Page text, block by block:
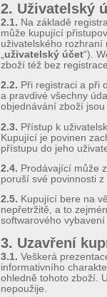
2. Uživatelský
2.1. Na základě
může kupující
uživatelského
„uživatelský účet“).
zboží též bez
2.2. Při registraci a při
a pravdivé všechny
objednávání zboží
2.3. Přístup k
Kupující je povinen
přístupu do jeho
2.4. Prodávající může
poruší své povinnosti
2.5. Kupující bere na
nepřetržitě, a to
softwarového
3. Uzavření
3.1. Veškerá
informativního
ohledně tohoto zboží.
nepoužije.